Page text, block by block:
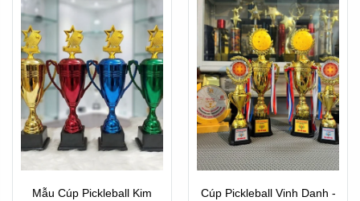
Mẫu Cúp Pickleball Kim
Cúp Pickleball Vinh Danh -